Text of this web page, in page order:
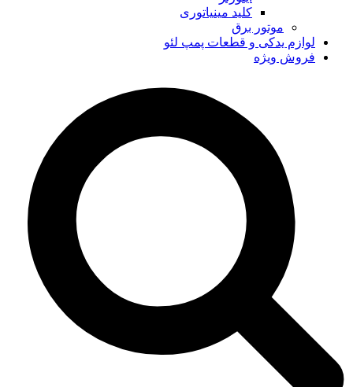
کلید مینیاتوری
موتور برق
لوازم یدکی و قطعات پمپ لئو
فروش ویژه